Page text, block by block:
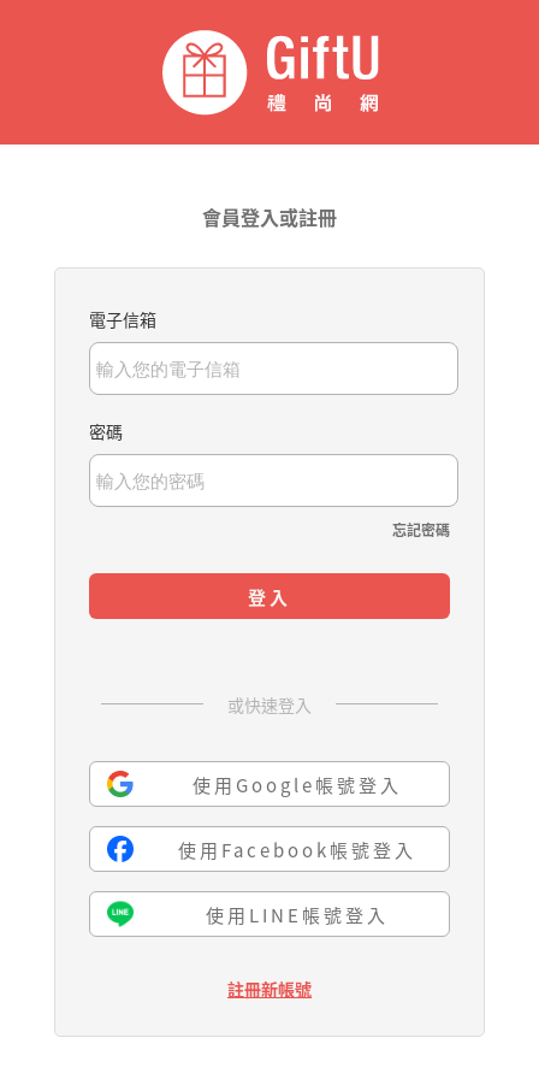
會員登入或註冊
電子信箱
密碼
忘記密碼
登入
或快速登入
使用Google帳號登入
使用Facebook帳號登入
使用LINE帳號登入
註冊新帳號